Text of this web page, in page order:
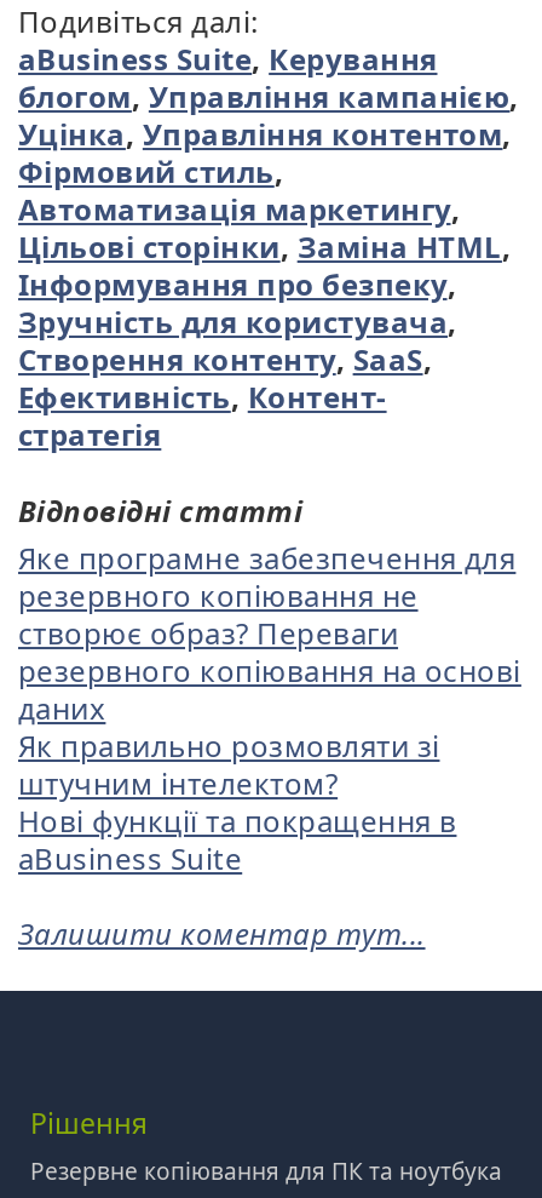
Подивіться далі:
aBusiness Suite, Керування
блогом, Управління кампанією,
Уцінка, Управління контентом,
Фірмовий стиль,
Автоматизація маркетингу,
Цільові сторінки, Заміна HTML,
Інформування про безпеку,
Зручність для користувача,
Створення контенту, SaaS,
Ефективність, Контент-
стратегія
Відповідні статті
Яке програмне забезпечення для
резервного копіювання не
створює образ? Переваги
резервного копіювання на основі
даних
Як правильно розмовляти зі
штучним інтелектом?
Нові функції та покращення в
aBusiness Suite
Залишити коментар тут...
Рішення
Резервне копіювання для ПК та ноутбука